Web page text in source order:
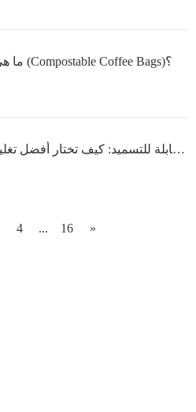
ما هي أكياس القهوة القابلة للتحلل (Compostable Coffee Bags)؟
دليل أكياس القهوة القابلة للتسميد: كيف تختار أفضل تغليف مستدام لعلامتك التجارية؟
4 ... 16 »